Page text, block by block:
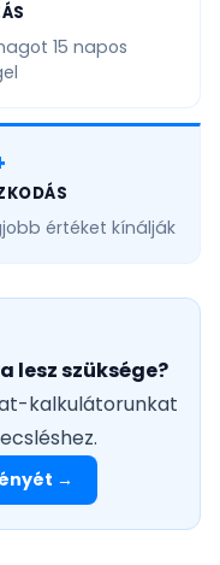
15 napos
értéket kínálják
lesz szüksége?
kalkulátorunkat
→